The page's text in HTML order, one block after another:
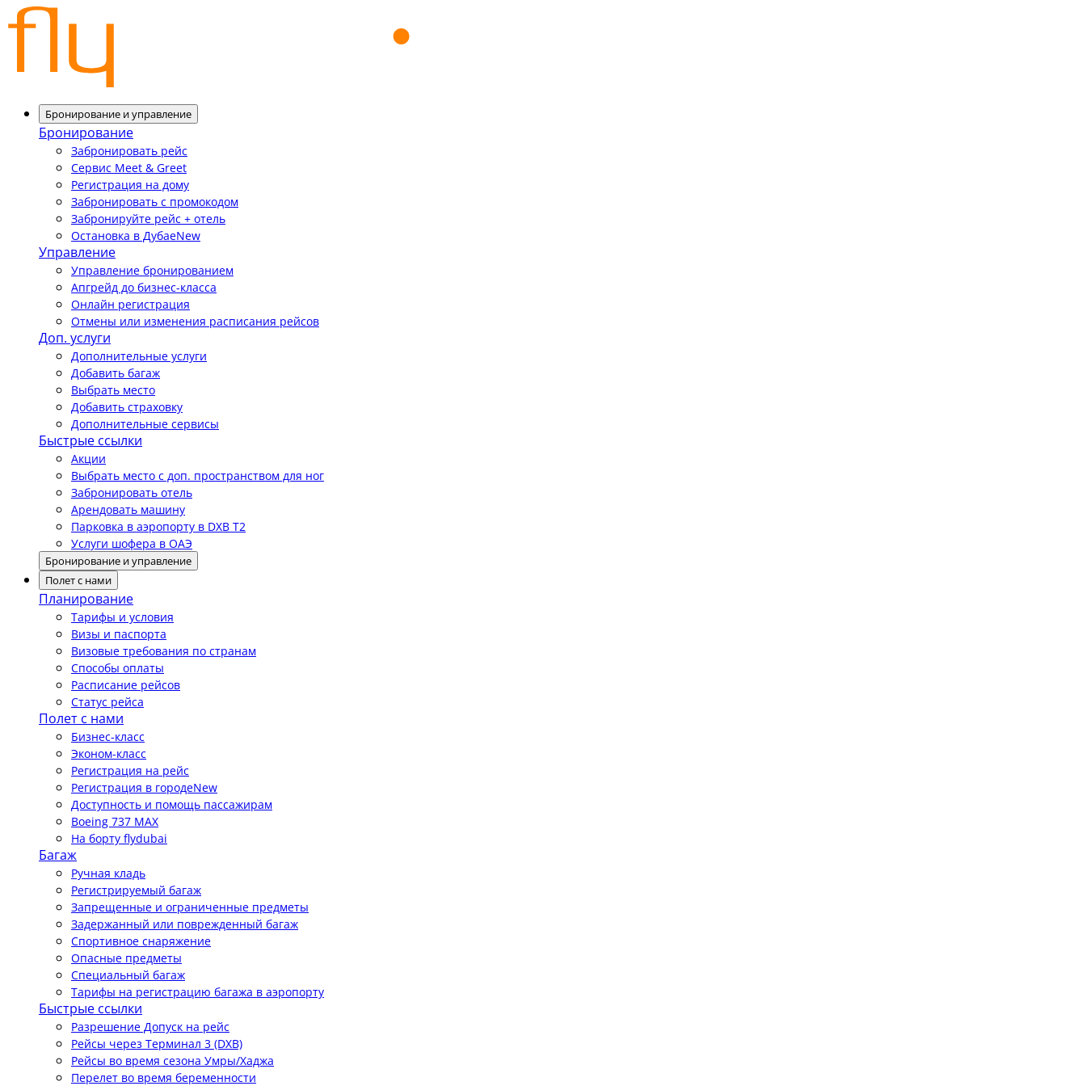
Бронирование и управление
Бронирование
Забронировать рейс
Сервис Meet & Greet
Регистрация на дому
Забронировать с промокодом
Забронируйте рейс + отель
Остановка в ДубаеNew
Управление
Управление бронированием
Апгрейд до бизнес-класса
Онлайн регистрация
Отмены или изменения расписания рейсов
Доп. услуги
Дополнительные услуги
Добавить багаж
Выбрать место
Добавить страховку
Дополнительные сервисы
Быстрые ссылки
Акции
Выбрать место с доп. пространством для ног
Забронировать отель
Арендовать машину
Парковка в аэропорту в DXB T2
Услуги шофера в ОАЭ
Бронирование и управление
Полет с нами
Планирование
Тарифы и условия
Визы и паспорта
Визовые требования по странам
Способы оплаты
Расписание рейсов
Статус рейса
Полет с нами
Бизнес-класс
Эконом-класс
Регистрация на рейс
Регистрация в городеNew
Доступность и помощь пассажирам
Boeing 737 MAX
На борту flydubai
Багаж
Ручная кладь
Регистрируемый багаж
Запрещенные и ограниченные предметы
Задержанный или поврежденный багаж
Спортивное снаряжение
Опасные предметы
Специальный багаж
Тарифы на регистрацию багажа в аэропорту
Быстрые ссылки
Разрешение Допуск на рейс
Рейсы через Терминал 3 (DXB)
Рейсы во время сезона Умры/Хаджа
Перелет во время беременности